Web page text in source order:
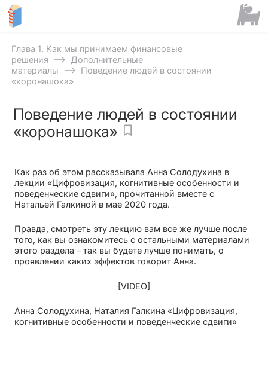
Глава 1. Как мы принимаем финансовые
решения
⟶ Дополнительные
материалы
⟶ Поведение людей в состоянии
«коронашока»
Поведение людей в состоянии
«коронашока»
Как раз об этом рассказывала Анна Солодухина в
лекции «Цифровизация, когнитивные особенности и
поведенческие сдвиги», прочитанной вместе с
Натальей Галкиной в мае 2020 года.
Правда, смотреть эту лекцию вам все же лучше после
того, как вы ознакомитесь с остальными материалами
этого раздела – так вы будете лучше понимать, о
проявлении каких эффектов говорит Анна.
[VIDEO]
Анна Солодухина, Наталия Галкина «Цифровизация,
когнитивные особенности и поведенческие сдвиги»